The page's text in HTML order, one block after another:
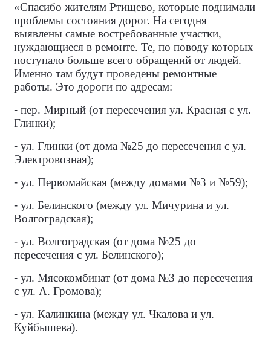
«Спасибо жителям Ртищево, которые поднимали
проблемы состояния дорог. На сегодня
выявлены самые востребованные участки,
нуждающиеся в ремонте. Те, по поводу которых
поступало больше всего обращений от людей.
Именно там будут проведены ремонтные
работы. Это дороги по адресам:
- пер. Мирный (от пересечения ул. Красная с ул.
Глинки);
- ул. Глинки (от дома №25 до пересечения с ул.
Электровозная);
- ул. Первомайская (между домами №3 и №59);
- ул. Белинского (между ул. Мичурина и ул.
Волгоградская);
- ул. Волгоградская (от дома №25 до
пересечения с ул. Белинского);
- ул. Мясокомбинат (от дома №3 до пересечения
с ул. А. Громова);
- ул. Калинкина (между ул. Чкалова и ул.
Куйбышева).